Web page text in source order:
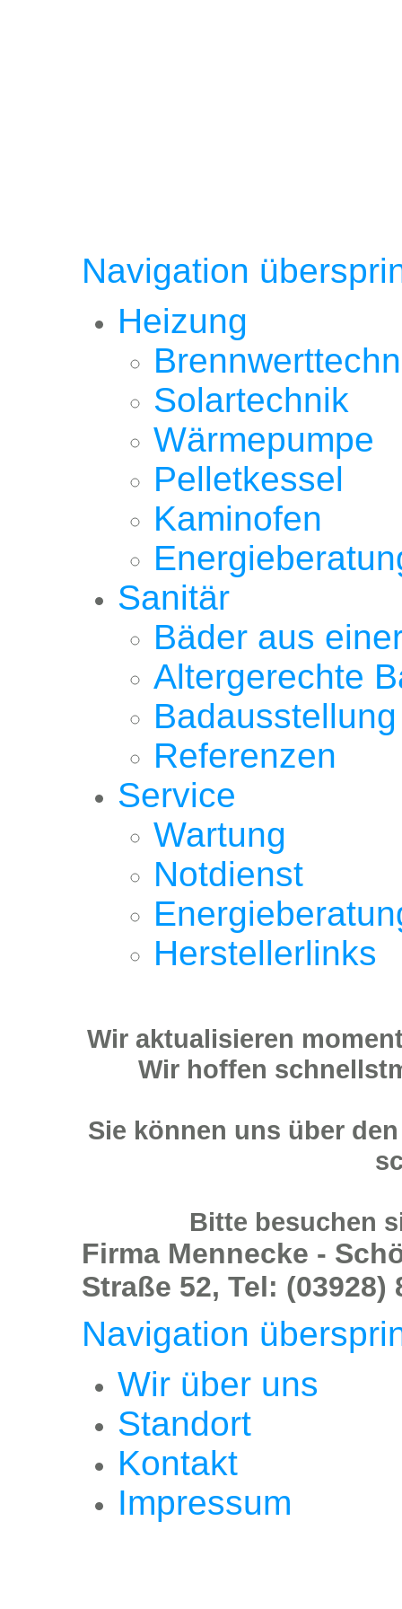
Navigation
Heizung
Solartechnik
Wärmepumpe
Pelletkessel
Kaminofen
Sanitär
Bäder aus
Altergerechte
Badausstellung
Referenzen
Service
Wartung
Notdienst
Herstellerlinks
Wir aktualisieren
Wir hoffen
Sie können uns über
Bitte besuchen
Firma Mennecke -
Straße 52, Tel: (03928)
Navigation
Wir über uns
Standort
Kontakt
Impressum